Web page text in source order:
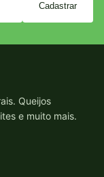
Cadastrar
Queijos
e muito mais.